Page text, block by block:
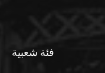
فئة شعبية